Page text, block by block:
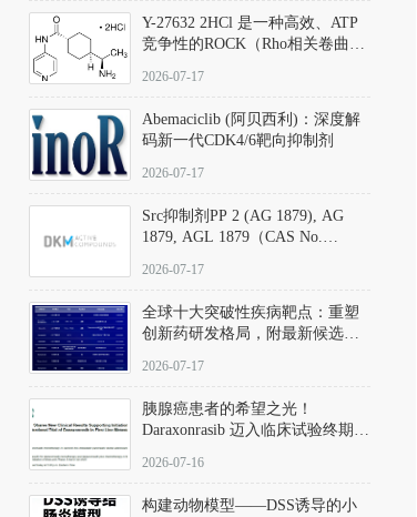
Y-27632 2HCl 是一种高效、ATP
竞争性的ROCK（Rho相关卷曲螺
同等抑制ROCK1与ROCK2；其通
过精准嵌入激酶的ATP结合位点
发挥抑制作用，对ROCK1和
ROCK2的解离常数（Ki）分别为
140 nM和300 nM；在众多丝氨酸/
中，其靶向ROCK的选择性超过
200倍，凸显出优异的分子特异
2026-07-17
Abemaciclib (阿贝西利)：深度解
码新一代CDK4/6靶向抑制剂
2026-07-17
Src抑制剂PP 2 (AG 1879), AG
1879, AGL 1879（CAS No.
应用指南
2026-07-17
全球十大突破性疾病靶点：重塑
创新药研发格局，附最新候选分
2026-07-17
胰腺癌患者的希望之光！
Daraxonrasib 迈入临床试验终期阶
2026-07-16
构建动物模型——DSS诱导的小